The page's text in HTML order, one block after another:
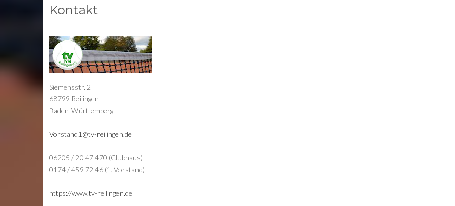
Kontakt
Siemensstr. 2
68799 Reilingen
Baden-Württemberg
Vorstand1@tv-reilingen.de
06205 / 20 47 470 (Clubhaus)
0174 / 459 72 46 (1. Vorstand)
https://www.tv-reilingen.de